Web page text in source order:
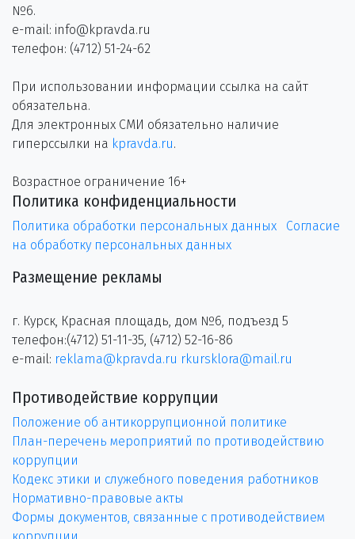
№6.
e-mail: info@kpravda.ru
телефон: (4712) 51-24-62
При использовании информации ссылка на сайт
обязательна.
Для электронных СМИ обязательно наличие
гиперссылки на kpravda.ru.
Возрастное ограничение 16+
Политика конфиденциальности
Политика обработки персональных данных
Согласие
на обработку персональных данных
Размещение рекламы
г. Курск, Красная площадь, дом №6, подъезд 5
телефон:(4712) 51-11-35, (4712) 52-16-86
e-mail: reklama@kpravda.ru rkursklora@mail.ru
Противодействие коррупции
Положение об антикоррупционной политике
План-перечень мероприятий по противодействию
коррупции
Кодекс этики и служебного поведения работников
Нормативно-правовые акты
Формы документов, связанные с противодействием